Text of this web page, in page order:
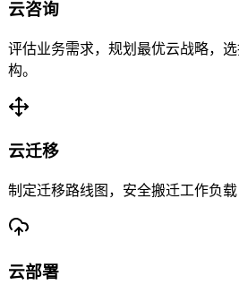
云咨询
评估业务需求，规划最优云战略，
构。
云迁移
制定迁移路线图，安全搬迁工作负载
云部署